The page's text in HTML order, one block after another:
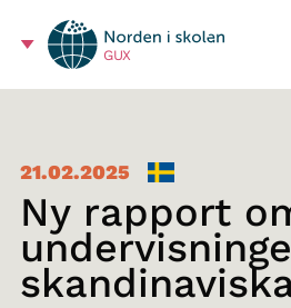
GUX
21.02.2025
Ny rapport